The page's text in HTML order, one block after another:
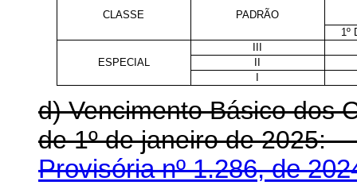
CLASSE
PADRÃO
1º
ESPECIAL
d) Vencimento Básico dos
de 1º de janeiro de
Provisória nº 1.286, de